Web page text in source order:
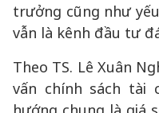
trưởng cũng như
vẫn là kênh đầu tư
Theo TS. Lê Xuân
vấn chính sách tài